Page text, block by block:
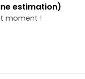
estimation)
moment !